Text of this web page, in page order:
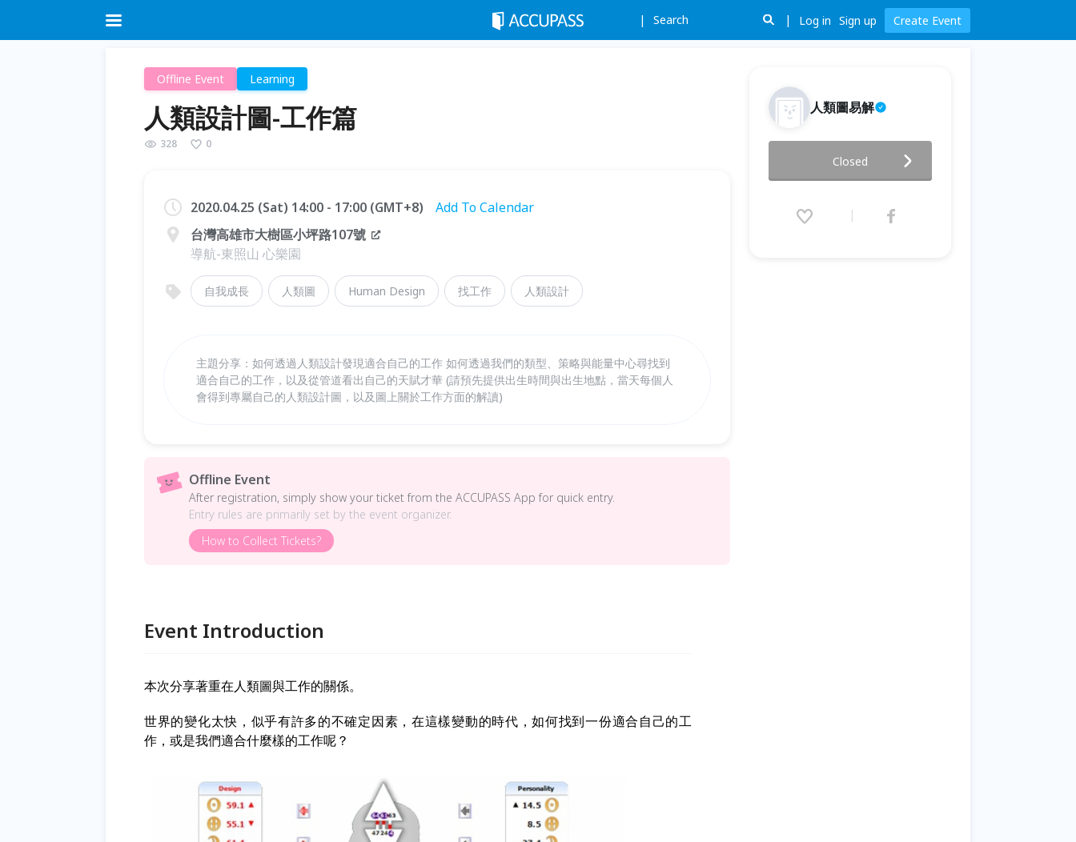
Search Log in Sign up Create Event
Offline Event Learning
人類設計圖-工作篇
328 0
2020.04.25 (Sat) 14:00 - 17:00 (GMT+8)
Add To Calendar
台灣高雄市大樹區小坪路107號
導航-東照山 心樂園
自我成長 人類圖 Human Design 找工作 人類設計
主題分享：如何透過人類設計發現適合自己的工作 如何透過我們的類型、策略與能量中心尋找到
適合自己的工作，以及從管道看出自己的天賦才華 (請預先提供出生時間與出生地點，當天每個人
會得到專屬自己的人類設計圖，以及圖上關於工作方面的解讀)
Offline Event
After registration, simply show your ticket from the ACCUPASS App for quick entry.
Entry rules are primarily set by the event organizer.
How to Collect Tickets?
Event Introduction
本次分享著重在人類圖與工作的關係。
世界的變化太快，似乎有許多的不確定因素，在這樣變動的時代，如何找到一份適合自己的工
作，或是我們適合什麼樣的工作呢？
人類圖易解
2020.04.25 (Sat) 14:00 - 17:00
(GMT+8)
Closed